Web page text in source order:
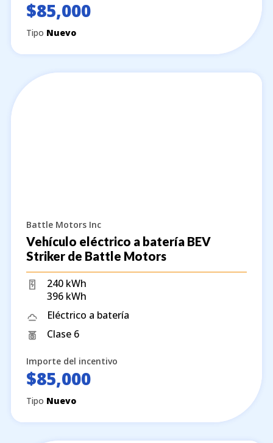
$85,000
Tipo Nuevo
Battle Motors Inc
Vehículo eléctrico a batería BEV
Striker de Battle Motors
240 kWh
396 kWh
Eléctrico a batería
Clase 6
Importe del incentivo
$85,000
Tipo Nuevo